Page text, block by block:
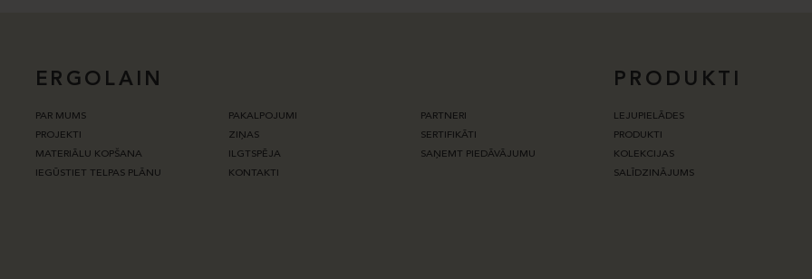
ERGOLAIN
PAR MUMS PAKALPOJUMI
PARTNERI
PROJEKTI
ZIŅAS
SERTIFIKĀTI
MATERIĀLU KOPŠANA
ILGTSPĒJA
SAŅEMT PIEDĀVĀJUMU
IEGŪSTIET TELPAS PLĀNU
KONTAKTI
PRODUKTI
LEJUPIELĀDES
PRODUKTI
KOLEKCIJAS
SALĪDZINĀJUMS